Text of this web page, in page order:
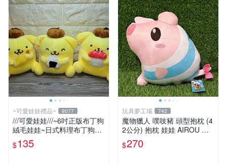
~可愛娃娃禮品~ 9077
///可愛娃娃///~6吋正版布丁狗
絨毛娃娃~日式料理布丁狗~
壽司~三角飯糰~炸蝦---約15
公分
$135
玩具夢工場 742
魔物獵人 噗吱豬 頭型抱枕 (4
2公分) 抱枕 娃娃 AIROU 艾
路 梅拉路 艾路貓
$270